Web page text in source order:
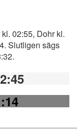
02:55, Dohr kl.
Slutligen sägs